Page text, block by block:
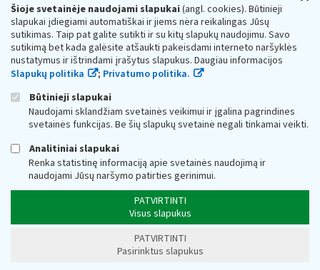
Šioje svetainėje naudojami slapukai(angl. cookies). Būtinieji
slapukai įdiegiami automatiškai ir jiems nėra reikalingas Jūsų
sutikimas. Taip pat galite sutikti ir su kitų slapukų naudojimu. Savo
sutikimą bet kada galėsite atšaukti pakeisdami interneto naršyklės
nustatymus ir ištrindami įrašytus slapukus. Daugiau informacijos
Slapukų politika
; Privatumo politika.
Būtinieji slapukai
Naudojami sklandžiam svetainės veikimui ir įgalina pagrindines
svetainės funkcijas. Be šių slapukų svetainė negali tinkamai veikti.
Analitiniai slapukai
Renka statistinę informaciją apie svetainės naudojimą ir
naudojami Jūsų naršymo patirties gerinimui.
PATVIRTINTI
Visus slapukus
PATVIRTINTI
Pasirinktus slapukus
Respublikos finansų ministerijos
Biudžetinė įstaiga. Juridinio asmens kodas — 188659752,
adresas: Vasario 16-osios g. 14, 01107 Vilnius, Lietuva, el.paštas:
vmi@vmi.lt, E. pristatymo dėžutės adresas 188659752
Duomenys apie Valstybinę mokesčių inspekciją prie Lietuvos
Respublikos finansų ministerijos kaupiami ir saugomi Juridinių